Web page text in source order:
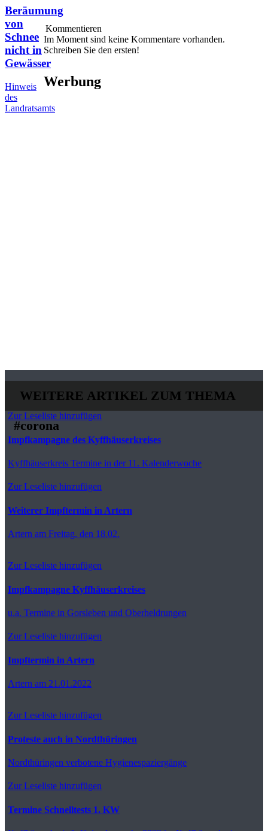
Beräumung
von
Schnee
nicht in
Gewässer
Hinweis
des
Landratsamts
Kommentieren
Im Moment sind keine Kommentare vorhanden.
Schreiben Sie den ersten!
Werbung
WEITERE ARTIKEL ZUM THEMA
#corona
Zur Leseliste hinzufügen
Impfkampagne des Kyffhäuserkreises
Kyffhäuserkreis Termine in der 11. Kalenderwoche
Zur Leseliste hinzufügen
Weiterer Impftermin in Artern
Artern am Freitag, den 18.02.
Zur Leseliste hinzufügen
Impfkampagne Kyffhäuserkreises
u.a. Termine in Gorsleben und Oberheldrungen
Zur Leseliste hinzufügen
Impftermin in Artern
Artern am 21.01.2022
Zur Leseliste hinzufügen
Proteste auch in Nordthüringen
Nordthüringen verbotene Hygienespaziergänge
Zur Leseliste hinzufügen
Termine Schnelltests 1. KW